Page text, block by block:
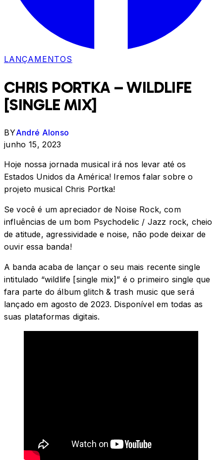
LANÇAMENTOS
CHRIS PORTKA – WILDLIFE
[SINGLE MIX]
BYAndré Alonso
junho 15, 2023
Hoje nossa jornada musical irá nos levar até os
Estados Unidos da América! Iremos falar sobre o
projeto musical Chris Portka!
Se você é um apreciador de Noise Rock, com
influências de um bom Psychodelic / Jazz rock, cheio
de atitude, agressividade e noise, não pode deixar de
ouvir essa banda!
A banda acaba de lançar o seu mais recente single
intitulado “wildlife [single mix]” é o primeiro single que
fara parte do álbum glitch & trash music que será
lançado em agosto de 2023. Disponível em todas as
suas plataformas digitais.